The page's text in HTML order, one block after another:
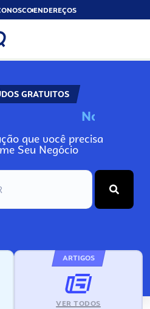
ENDEREÇOS
GRATUITOS
N
que você precisa
Seu Negócio
ARTIGOS
VER TODOS